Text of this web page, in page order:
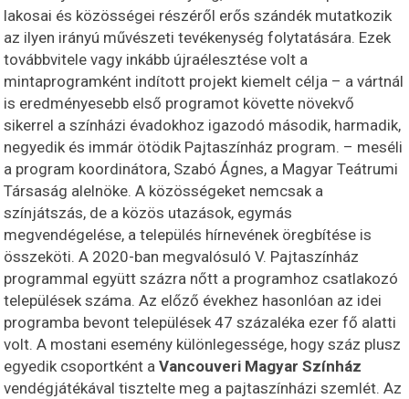
lakosai és közösségei részéről erős szándék mutatkozik
az ilyen irányú művészeti tevékenység folytatására. Ezek
továbbvitele vagy inkább újraélesztése volt a
mintaprogramként indított projekt kiemelt célja – a vártnál
is eredményesebb első programot követte növekvő
sikerrel a színházi évadokhoz igazodó második, harmadik,
negyedik és immár ötödik Pajtaszínház program. – meséli
a program koordinátora, Szabó Ágnes, a Magyar Teátrumi
Társaság alelnöke. A közösségeket nemcsak a
színjátszás, de a közös utazások, egymás
megvendégelése, a település hírnevének öregbítése is
összeköti. A 2020-ban megvalósuló V. Pajtaszínház
programmal együtt százra nőtt a programhoz csatlakozó
települések száma. Az előző évekhez hasonlóan az idei
programba bevont települések 47 százaléka ezer fő alatti
volt. A mostani esemény különlegessége, hogy száz plusz
egyedik csoportként aVancouveri Magyar Színház
vendégjátékával tisztelte meg a pajtaszínházi szemlét. Az